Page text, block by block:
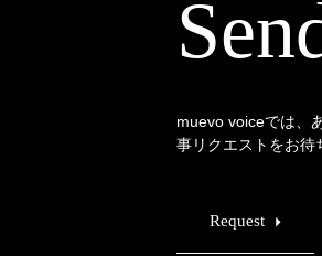
muevo voiceでは、
事リクエストをお待
Request